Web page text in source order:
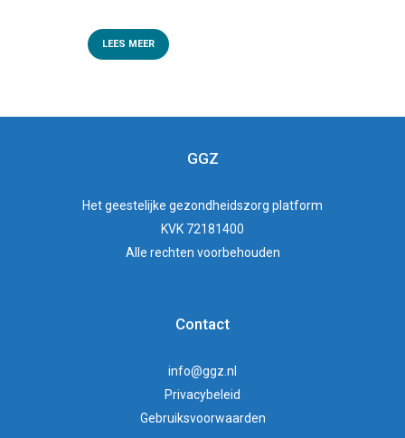
LEES MEER
GGZ
Hetgeestelijke gezondheidszorg platform
KVK 72181400
Alle rechten voorbehouden
Contact
info@ggz.nl
Privacybeleid
Gebruiksvoorwaarden